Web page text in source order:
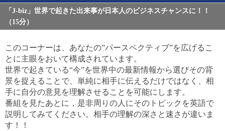
「J-biz」世界で起きた出来事が日本人のビジネスチャンスに！！
（15分）
このコーナーは、あなたの”パースペクティブ”を広げるこ
とに主眼をおいて構成されています。
世界で起きている“今”を世界中の最新情報から選びその背
景を捉えることで、単純に相手に伝えるだけではなく、相
手に自分の意見を理解させることを可能にします。
番組を見たあとに，是非周りの人にそのトピックを英語で
説明してみてください。相手の理解の深さと速さが違いま
す！！